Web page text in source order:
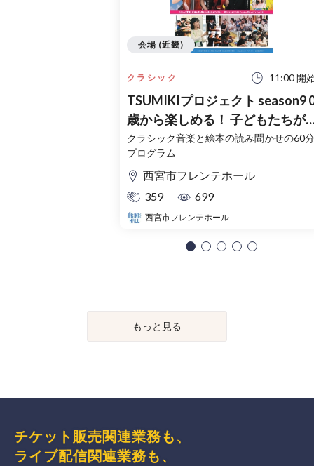
クラシック 11:00 開
TSUMIKIプロジェクト season9 0
歳から楽しめる！ 子どもたちが
プロとつくる音楽会
クラシック音楽と絵本の読み聞かせの60分
プログラム
西宮市フレンテホール
359
699
西宮市フレンテホール
会場 (近畿)
もっと見る
チケット販売関連業務も、
ライブ配信関連業務も、